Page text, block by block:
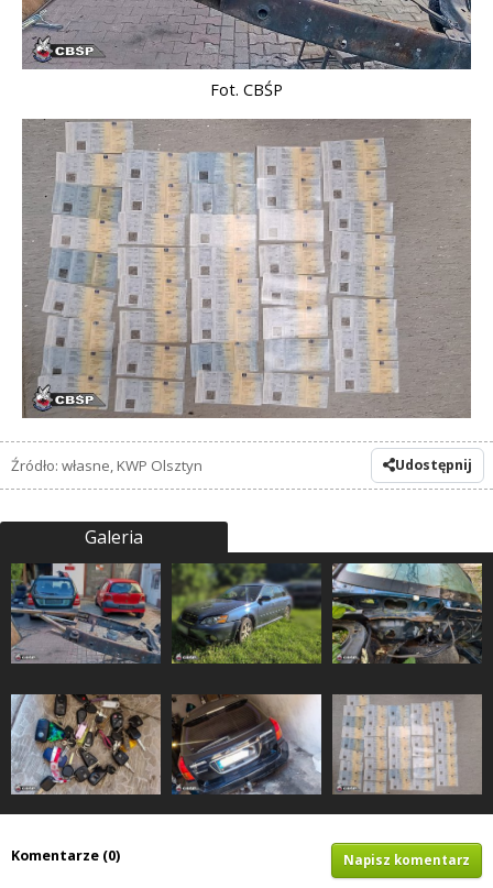
Fot. CBŚP
Źródło: własne, KWP Olsztyn Udostępnij
Galeria
Komentarze (0) Napisz komentarz